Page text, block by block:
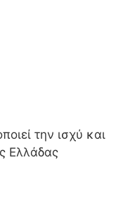
την ισχύ και
Ελλάδας